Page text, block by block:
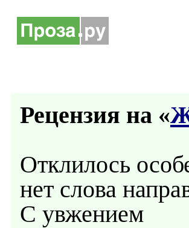
Рецензия на «
Отклилось
нет слова
С увжением